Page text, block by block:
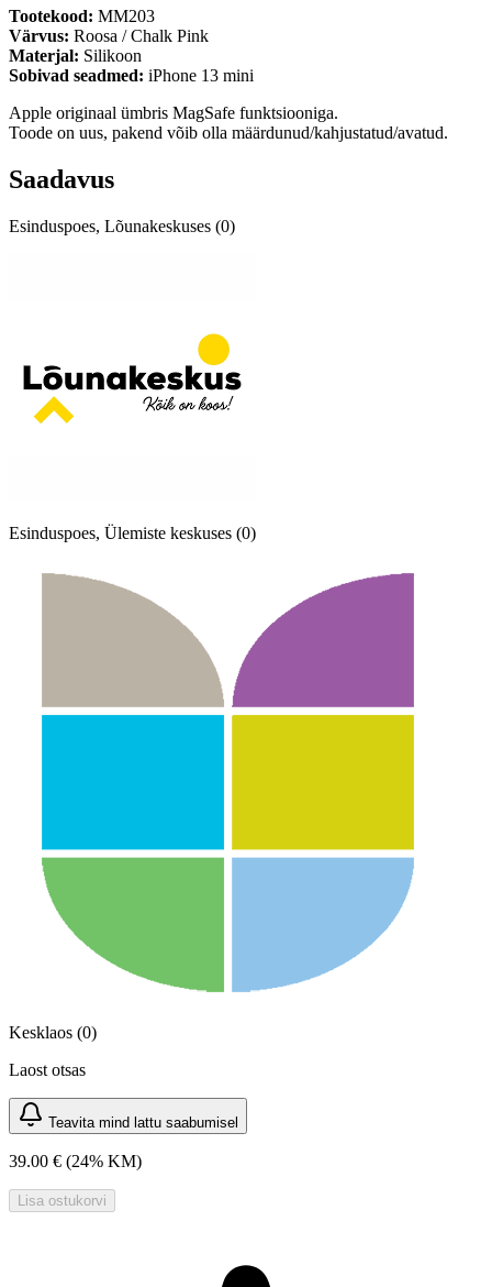
Tootekood: ‎ MM203
Värvus: Roosa / Chalk Pink
Materjal: Silikoon
Sobivad seadmed: iPhone 13 mini
Apple originaal ümbris MagSafe funktsiooniga.
Toode on uus, pakend võib olla määrdunud/kahjustatud/avatud.
Saadavus
Esinduspoes, Lõunakeskuses (0)
Esinduspoes, Ülemiste keskuses (0)
Kesklaos (0)
Laost otsas
Teavita mind lattu saabumisel
39.00 € (24% KM)
Lisa ostukorvi